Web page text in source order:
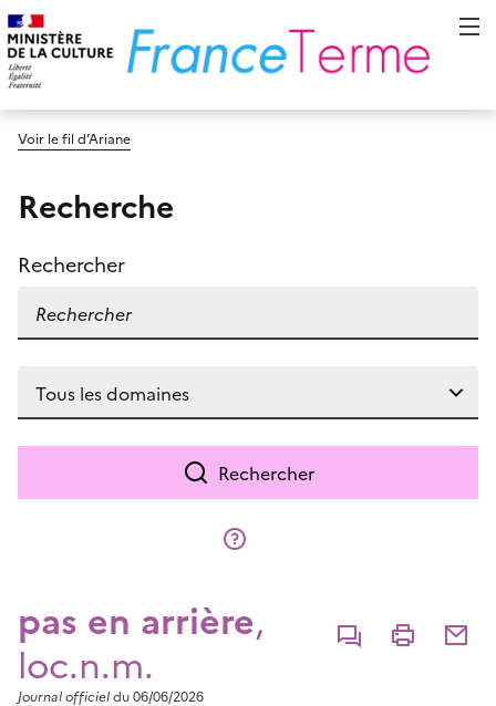
Voir le fil d’Ariane
Recherche
Rechercher
Rechercher
pas en arrière,
loc.n.m.
CommenterImprimer
Journal officieldu 06/06/2026